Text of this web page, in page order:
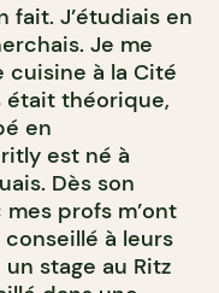
fait. J’étudiais en
Je me
cuisine à la Cité
était théorique,
en
est né à
Dès son
profs m’ont
conseillé à leurs
un stage au Ritz